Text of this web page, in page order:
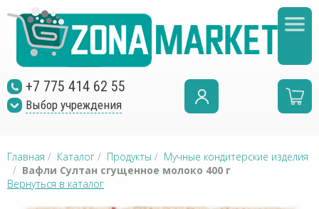
+7 775 414 62 55
Выбор учреждения
Главная / Каталог / Продукты / Мучные кондитерские изделия
/ Вафли Султан сгущенное молоко 400 г
Вернуться в каталог